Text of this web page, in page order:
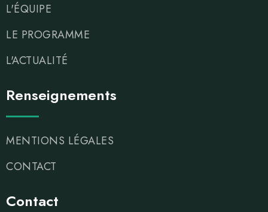
L'ÉQUIPE
LE PROGRAMME
L'ACTUALITÉ
Renseignements
MENTIONS LÉGALES
CONTACT
Contact